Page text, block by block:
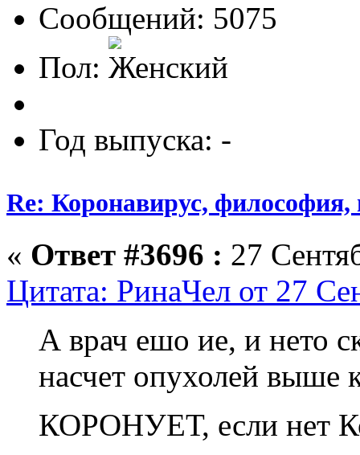
Сообщений: 5075
Пол:
Год выпуска: -
Re: Коронавирус, философия,
« Ответ #3696 : 27
Цитата: РинаЧел от 27
А врач ешо ие, и нето
насчет опухолей выше
КОРОНУЕТ, если нет